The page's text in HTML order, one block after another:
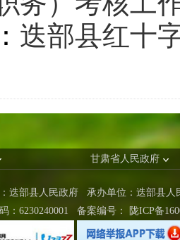
迭部县红十
甘肃省人民政府
迭部县人民政府 承办单位：迭部县
：6230240001
备案编号： 陇ICP备